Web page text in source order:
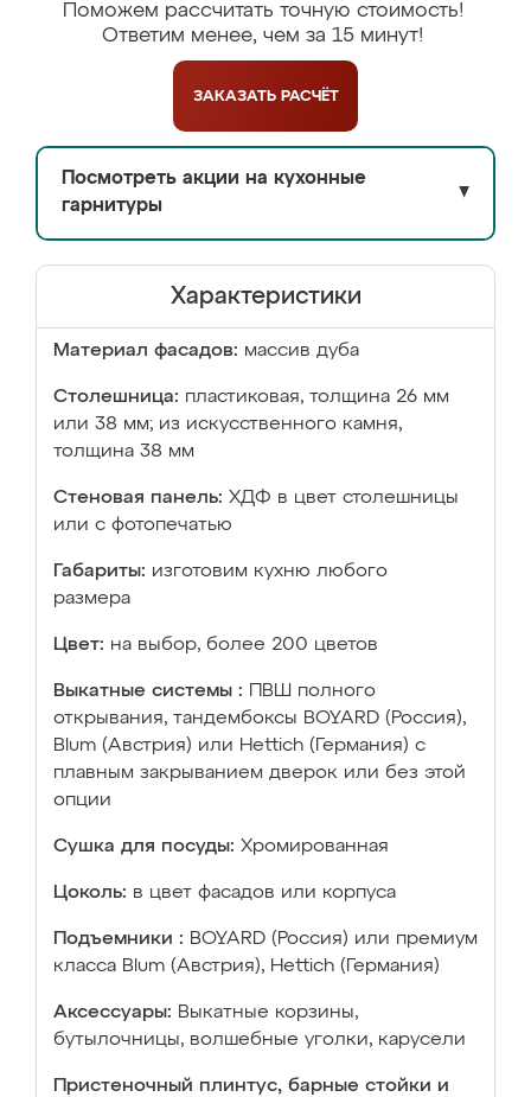
Поможем рассчитать точную стоимость!
Ответим менее, чем за 15 минут!
ЗАКАЗАТЬ РАСЧЁТ
Посмотреть акции на кухонные
гарнитуры
▼
Характеристики
Материал фасадов: массив дуба
Столешница: пластиковая, толщина 26 мм
или 38 мм; из искусственного камня,
толщина 38 мм
Стеновая панель: ХДФ в цвет столешницы
или с фотопечатью
Габариты: изготовим кухню любого
размера
Цвет: на выбор, более 200 цветов
Выкатные системы :
ПВШ полного
открывания, тандембоксы BOYARD (Россия),
Blum (Австрия) или Hettich (Германия) с
плавным закрыванием дверок или без этой
опции
Сушка для посуды: Хромированная
Цоколь: в цвет фасадов или корпуса
Подъемники : BOYARD (Россия) или премиум
класса Blum (Австрия), Hettich (Германия)
Аксессуары: Выкатные корзины,
бутылочницы, волшебные уголки, карусели
Пристеночный плинтус, барные стойки и